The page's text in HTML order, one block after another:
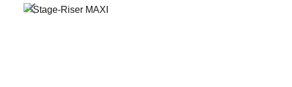
Bildergalerie überspringen